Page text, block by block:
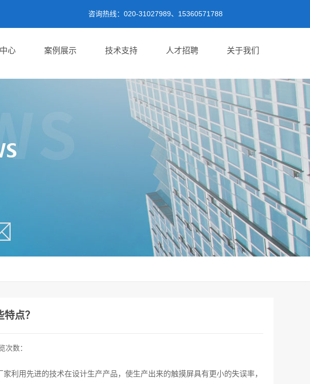
咨询热线：020-31027989、15360571788
心 案例展示 技术支持 人才招聘 关于我们
点？
次数：
用先进的技术在设计生产产品，使生产出来的触摸屏具有更小的失误率，